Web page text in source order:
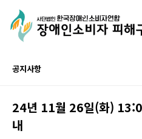
공지사항
24년 11월 26일(화)
내